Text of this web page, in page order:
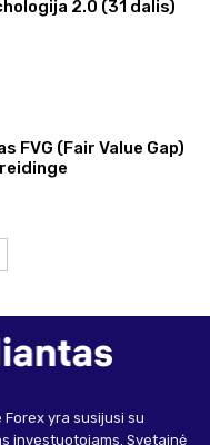
2.0 (31 dalis)
FVG (Fair Value Gap)
yra susijusi su
investuotojams. Svetainė